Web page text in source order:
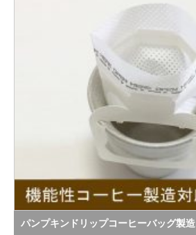
パンプキンドリップコーヒーバッグ製造